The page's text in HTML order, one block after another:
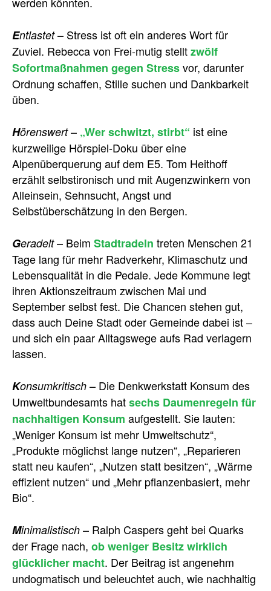
Entlastet– Stress ist oft ein anderes Wort für
Zuviel. Rebecca von Frei-mutig stelltzwölf
Sofortmaßnahmen gegen Stressvor, darunter
Ordnung schaffen, Stille suchen und Dankbarkeit
üben.
Hörenswert– „Wer schwitzt, stirbt“ ist eine
kurzweilige Hörspiel-Doku über eine
Alpenüberquerung auf dem E5. Tom Heithoff
erzählt selbstironisch und mit Augenzwinkern von
Alleinsein, Sehnsucht, Angst und
Selbstüberschätzung in den Bergen.
Geradelt– Beim Stadtradeln treten Menschen 21
Tage lang für mehr Radverkehr, Klimaschutz und
Lebensqualität in die Pedale. Jede Kommune legt
ihren Aktionszeitraum zwischen Mai und
September selbst fest. Die Chancen stehen gut,
dass auch Deine Stadt oder Gemeinde dabei ist –
und sich ein paar Alltagswege aufs Rad verlagern
lassen.
Konsumkritisch – Die Denkwerkstatt Konsum des
Umweltbundesamts hatsechs Daumenregeln für
nachhaltigen Konsum aufgestellt. Sie lauten:
„Weniger Konsum ist mehr Umweltschutz“,
„Produkte möglichst lange nutzen“, „Reparieren
statt neu kaufen“, „Nutzen statt besitzen“, „Wärme
effizient nutzen“ und „Mehr pflanzenbasiert, mehr
Bio“.
Minimalistisch – Ralph Caspers geht bei Quarks
der Frage nach, ob weniger Besitz wirklich
glücklicher macht. Der Beitrag ist angenehm
undogmatisch und beleuchtet auch, wie nachhaltig